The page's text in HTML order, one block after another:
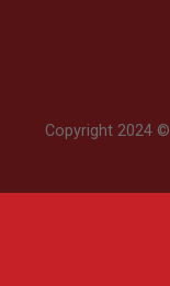
Copyright 2024 ©